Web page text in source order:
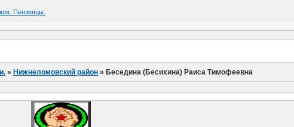
Пензенцы.
» Нижнеломовский район » Беседина (Бесихина) Раиса Тимофеевна